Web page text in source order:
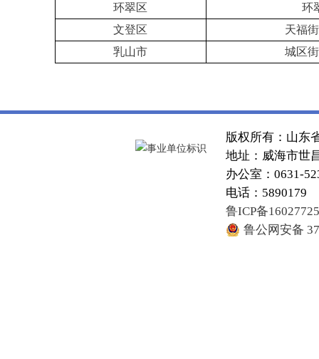
环翠区
环
文登区
天福
乳山市
城区
版权所有：山东
地址：威海市世
办公室：0631-
电话：5890179
鲁ICP备
鲁公网安备